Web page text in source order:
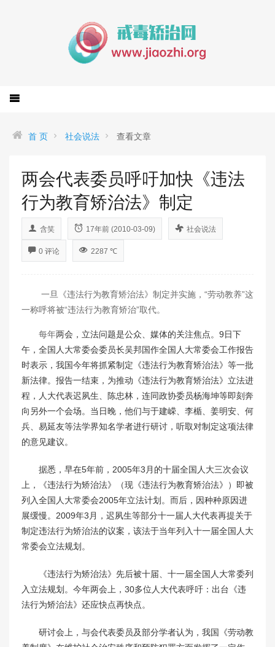
首 页 社会说法 查看文章
两会代表委员呼吁加快《违法
行为教育矫治法》制定
含笑 17年前 (2010-03-09) 社会说法
0 评论 2287 ℃
一旦《违法行为教育矫治法》制定并实施，“劳动教养”这
一称呼将被“违法行为教育矫治”取代。
每年两会，立法问题是公众、媒体的关注焦点。9日下
午，全国人大常委会委员长吴邦国作全国人大常委会工作报告
时表示，我国今年将抓紧制定《违法行为教育矫治法》等一批
新法律。报告一结束，为推动《违法行为教育矫治法》立法进
程，人大代表迟夙生、陈忠林，连同政协委员杨海坤等即刻奔
向另外一个会场。当日晚，他们与于建嵘、李楯、姜明安、何
兵、易延友等法学界知名学者进行研讨，听取对制定这项法律
的意见建议。
据悉，早在5年前，2005年3月的十届全国人大三次会议
上，《违法行为矫治法》（现《违法行为教育矫治法》）即被
列入全国人大常委会2005年立法计划。而后，因种种原因进
展缓慢。2009年3月，迟夙生等部分十一届人大代表再提关于
制定违法行为矫治法的议案，该法于当年列入十一届全国人大
常委会立法规划。
《违法行为矫治法》先后被十届、十一届全国人大常委列
入立法规划。今年两会上，30多位人大代表呼吁：出台《违
法行为矫治法》还应快点再快点。
研讨会上，与会代表委员及部分学者认为，我国《劳动教